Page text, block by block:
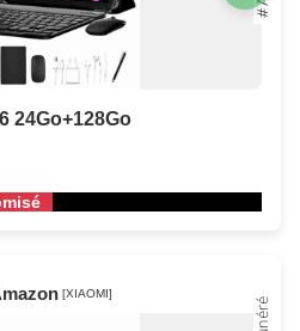
24Go+128Go
[XIAOMI]